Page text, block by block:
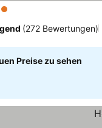
(272 Bewertungen)
Preise zu sehen